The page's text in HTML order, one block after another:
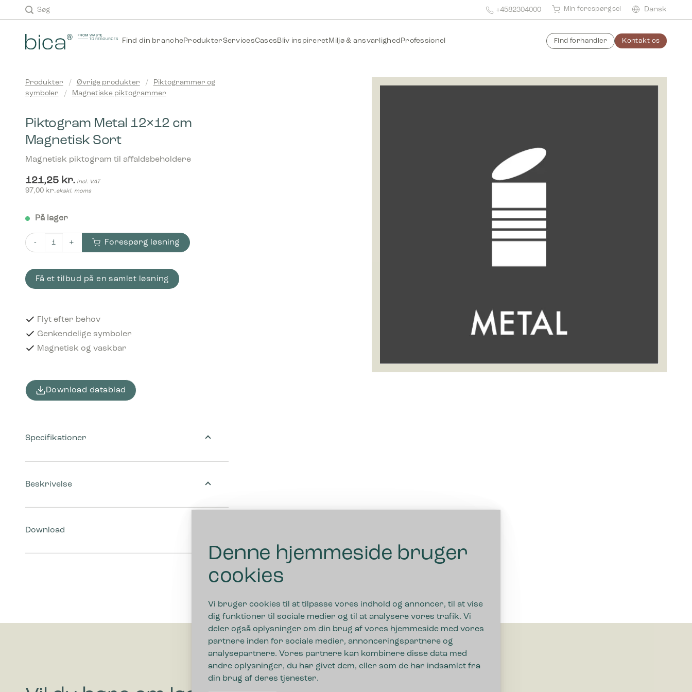
Denne hjemmeside bruger
cookies
Vi bruger cookies til at tilpasse vores indhold og annoncer, til at vise
dig funktioner til sociale medier og til at analysere vores trafik. Vi
deler også oplysninger om din brug af vores hjemmeside med vores
partnere inden for sociale medier, annonceringspartnere og
analysepartnere. Vores partnere kan kombinere disse data med
andre oplysninger, du har givet dem, eller som de har indsamlet fra
din brug af deres tjenester.
to
Søg +4582304000 Min forespørgsel Dansk
Find din brancheProdukterServicesCases Bliv inspireret Miljø & ansvarlighed Professionel Find forhandler Kontakt os
Produkter / Øvrige produkter /
Piktogrammer og
symboler
/ Magnetiske piktogrammer
Piktogram Metal 12×12 cm
Magnetisk Sort
Magnetisk piktogram til affaldsbeholdere
121,25 kr. incl. VAT
97,00 kr.ekskl. moms
På lager
Piktogram Metal 12x12 cm Magnetisk Sort antal
Forespørg løsning
Få et tilbud på en samlet løsning
Flyt efter behov
Genkendelige symboler
Magnetisk og vaskbar
Download datablad
Beskrivelse
Download
Specifikationer